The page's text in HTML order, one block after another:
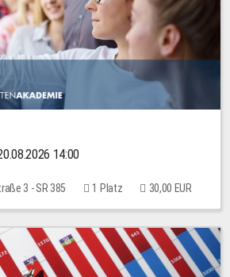
14:00
3 - SR 385 1 Platz 30,00 EUR